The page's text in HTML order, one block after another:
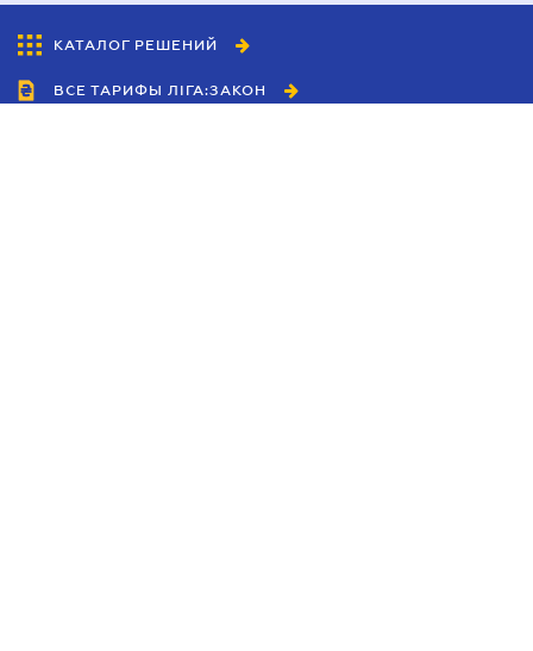
КАТАЛОГ РЕШЕНИЙ
ВСЕ ТАРИФЫ ЛІГА:ЗАКОН